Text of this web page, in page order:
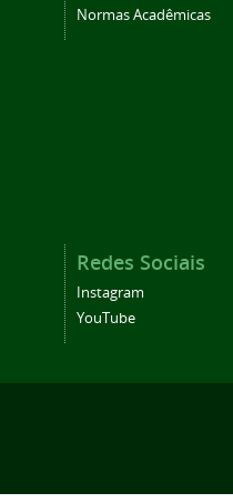
Normas Acadêmicas
Redes Sociais
Instagram
YouTube